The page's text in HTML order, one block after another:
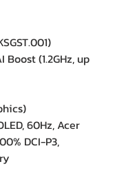
(1.2GHz, up
60Hz, Acer
DCI-P3,